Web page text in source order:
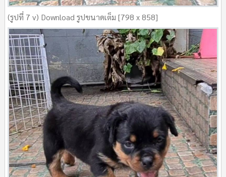
(รูปที่ 7 v) Download รูปขนาดเต็ม [798 x 858]